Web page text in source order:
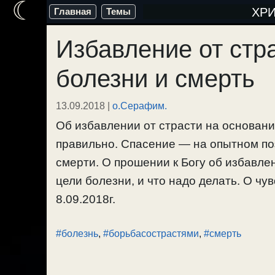
Перейти
содержимому
Главная Темы
Избавление от
болезни и смерть
13.09.2018 | о.Серафим.
Об избавлении от страсти на
правильно. Спасение — на опытном
смерти. О прошении к Богу об
цели болезни, и что надо делать. О
8.09.2018г.
#болезнь, #борьбасострастями, #смерть
☾